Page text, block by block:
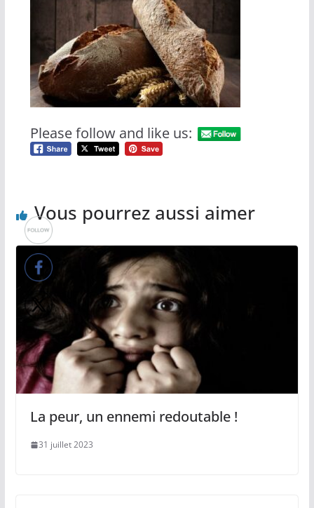
Please follow and like us:
Vous pourrez aussi aimer
La peur, un ennemi redoutable !
31 juillet 2023